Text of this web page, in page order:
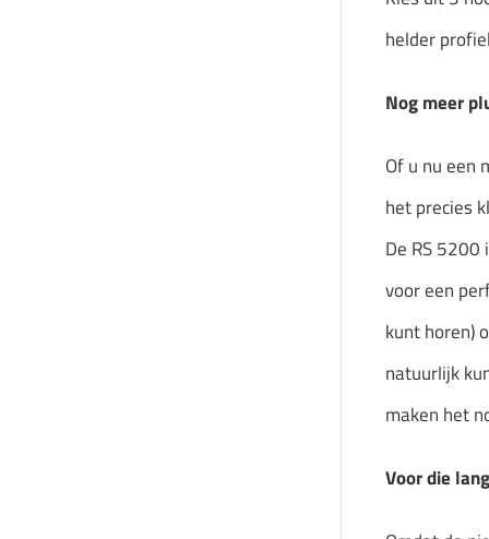
helder
Nog meer
Of u nu een
het precies
De RS
voor een
kunt horen)
natuurlijk
maken het
Voor die